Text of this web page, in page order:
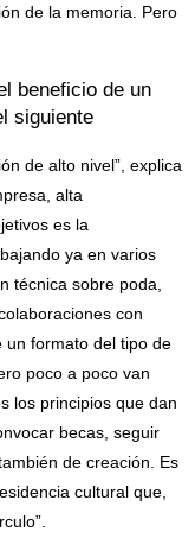
de la memoria. Pero
beneficio de un
siguiente
de alto nivel”, explica
alta
es la
ya en varios
técnica sobre poda,
con
un formato del tipo de
poco a poco van
los principios que dan
becas, seguir
de creación. Es
cultural que,